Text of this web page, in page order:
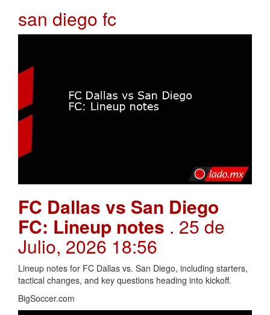
san diego fc
FC Dallas vs San Diego
FC: Lineup notes . 25 de
Julio, 2026 18:56
Lineup notes for FC Dallas vs. San Diego, including starters,
tactical changes, and key questions heading into kickoff.
BigSoccer.com